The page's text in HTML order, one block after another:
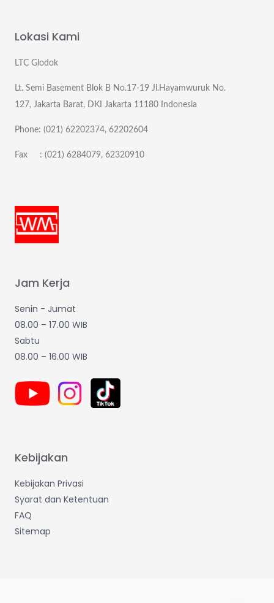
Lokasi Kami
LTC Glodok
Lt. Semi Basement Blok B No.17-19 Jl.Hayamwuruk No.
127, Jakarta Barat, DKI Jakarta 11180 Indonesia
Phone: (021) 62202374, 62202604
Fax : (021) 6284079, 62320910
Jam Kerja
Senin - Jumat
08.00 – 17.00 WIB
Sabtu
08.00 – 16.00 WIB
Kebijakan
Kebijakan Privasi
Syarat dan Ketentuan
FAQ
Sitemap